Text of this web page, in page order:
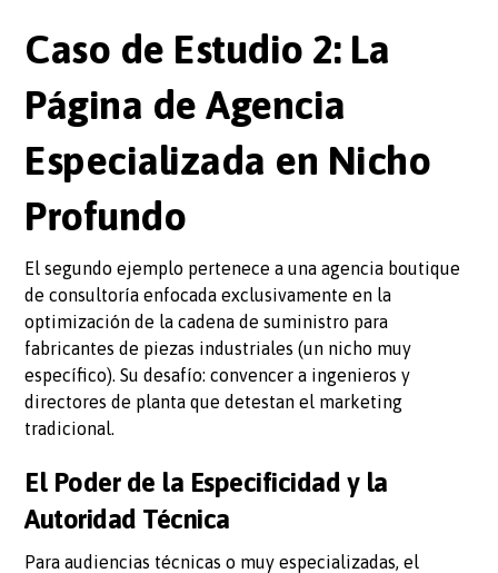
Caso de Estudio 2: La
Página de Agencia
Especializada en Nicho
Profundo
El segundo ejemplo pertenece a una agencia boutique
de consultoría enfocada exclusivamente en la
optimización de la cadena de suministro para
fabricantes de piezas industriales (un nicho muy
específico). Su desafío: convencer a ingenieros y
directores de planta que detestan el marketing
tradicional.
El Poder de la Especificidad y la
Autoridad Técnica
Para audiencias técnicas o muy especializadas, el